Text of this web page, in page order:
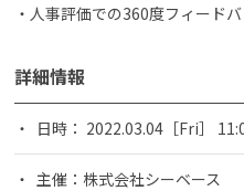
・人事評価での360度フィード
詳細情報
日時： 2022.03.04［Fri］
主催：株式会社シーベース